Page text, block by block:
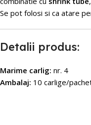
Se pot folosi si ca atare
Detalii produs:
Marime carlig: nr. 4
Ambalaj: 10 carlige/